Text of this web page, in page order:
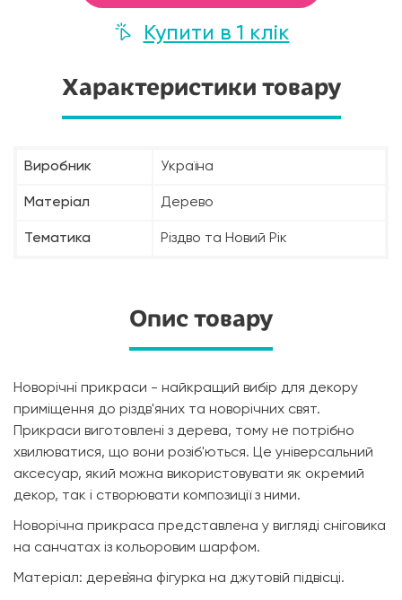
Купити в 1 клік
Характеристики товару
Виробник Україна
Матеріал Дерево
Тематика Різдво та Новий Рік
Опис товару
Новорічні прикраси - найкращий вибір для декору
приміщення до різдв'яних та новорічних свят.
Прикраси виготовлені з дерева, тому не потрібно
хвилюватися, що вони розіб'ються. Це універсальний
аксесуар, який можна використовувати як окремий
декор, так і створювати композиції з ними.
Новорічна прикраса представлена у вигляді сніговика
на санчатах із кольоровим шарфом.
Матеріал: дерев`яна фігурка на джутовій підвісці.